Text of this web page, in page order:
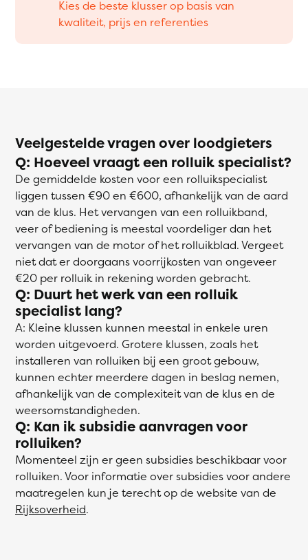
Kies de beste klusser op basis van
kwaliteit, prijs en referenties
Veelgestelde vragen over loodgieters
Q: Hoeveel vraagt een rolluik specialist?
De gemiddelde kosten voor een rolluikspecialist
liggen tussen €90 en €600, afhankelijk van de aard
van de klus. Het vervangen van een rolluikband,
veer of bediening is meestal voordeliger dan het
vervangen van de motor of het rolluikblad. Vergeet
niet dat er doorgaans voorrijkosten van ongeveer
€20 per rolluik in rekening worden gebracht.
Q: Duurt het werk van een rolluik
specialist lang?
A: Kleine klussen kunnen meestal in enkele uren
worden uitgevoerd. Grotere klussen, zoals het
installeren van rolluiken bij een groot gebouw,
kunnen echter meerdere dagen in beslag nemen,
afhankelijk van de complexiteit van de klus en de
weersomstandigheden.
Q: Kan ik subsidie aanvragen voor
rolluiken?
Momenteel zijn er geen subsidies beschikbaar voor
rolluiken. Voor informatie over subsidies voor andere
maatregelen kun je terecht op de website van de
Rijksoverheid.